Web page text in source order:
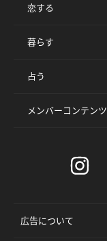
恋する
暮らす
占う
メンバーコンテンツ
広告について